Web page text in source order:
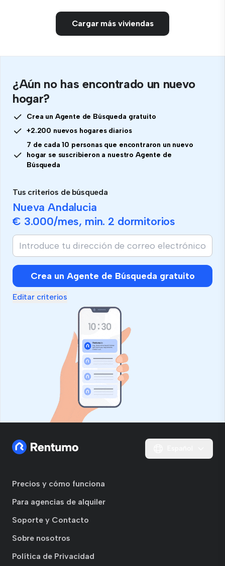
Cargar más viviendas
¿Aún no has encontrado un nuevo
hogar?
Crea un Agente de Búsqueda gratuito
+2.200 nuevos hogares diarios
7 de cada 10 personas que encontraron un nuevo
hogar se suscribieron a nuestro Agente de
Búsqueda
Tus criterios de búsqueda
Nueva Andalucia
€ 3.000/mes, min. 2 dormitorios
Crea un Agente de Búsqueda gratuito
Editar criterios
Precios y cómo funciona
Para agencias de alquiler
Soporte y Contacto
Sobre nosotros
Política de Privacidad